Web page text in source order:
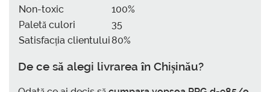
Non-toxic
100%
Paletă culori
35
Satisfacția clientului80%
De ce să alegi livrarea în Chișinău?